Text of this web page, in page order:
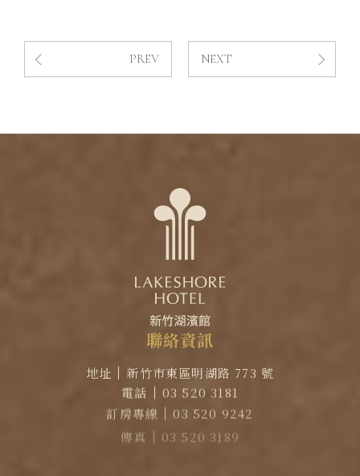
PREV NEXT
聯絡資訊
地址
新竹市東區明湖路 773 號
電話
03 520 3181
訂房專線
03 520 9242
傳真
03 520 3189
reservation@lakeshore.com.tw